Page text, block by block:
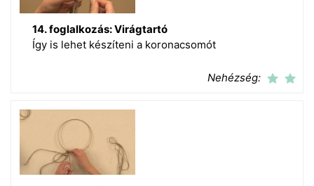
14. foglalkozás: Virágtartó
Így is lehet készíteni a koronacsomót
Nehézség: